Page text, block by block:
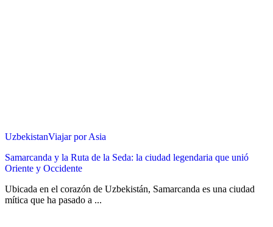
UzbekistanViajar por Asia
Samarcanda y la Ruta de la Seda: la ciudad legendaria que unió
Oriente y Occidente
Ubicada en el corazón de Uzbekistán, Samarcanda es una ciudad
mítica que ha pasado a ...